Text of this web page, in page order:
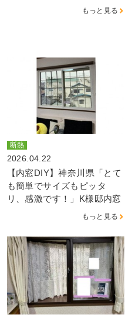
もっと見る
断熱
2026.04.22
【内窓DIY】神奈川県「とて
も簡単でサイズもピッタ
リ、感激です！」K様邸内窓
もっと見る